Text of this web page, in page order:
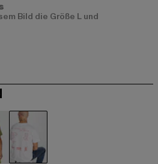
Bild die Größe L und